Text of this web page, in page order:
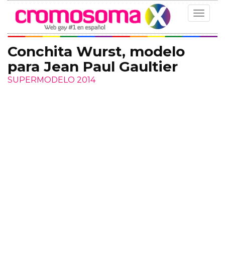
Toggle
Conchita Wurst, modelo
para Jean Paul Gaultier
SUPERMODELO 2014